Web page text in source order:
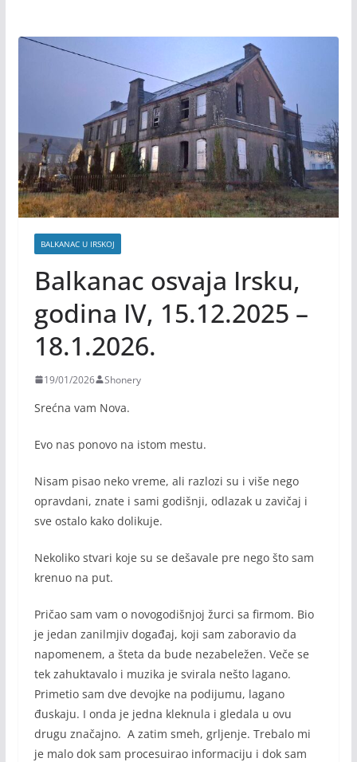
BALKANAC U IRSKOJ
Balkanac osvaja Irsku,
godina IV, 15.12.2025 –
18.1.2026.
19/01/2026 Shonery
Srećna vam Nova.
Evo nas ponovo na istom mestu.
Nisam pisao neko vreme, ali razlozi su i više nego
opravdani, znate i sami godišnji, odlazak u zavičaj i
sve ostalo kako dolikuje.
Nekoliko stvari koje su se dešavale pre nego što sam
krenuo na put.
Pričao sam vam o novogodišnjoj žurci sa firmom. Bio
je jedan zanilmjiv događaj, koji sam zaboravio da
napomenem, a šteta da bude nezabeležen. Veče se
tek zahuktavalo i muzika je svirala nešto lagano.
Primetio sam dve devojke na podijumu, lagano
đuskaju. I onda je jedna kleknula i gledala u ovu
drugu značajno. A zatim smeh, grljenje. Trebalo mi
je malo dok sam procesuirao informaciju i dok sam